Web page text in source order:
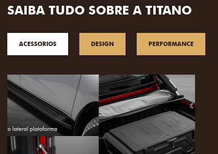
SAIBA TUDO SOBRE A TITANO
ACESSORIOS DESIGN PERFORMANCE